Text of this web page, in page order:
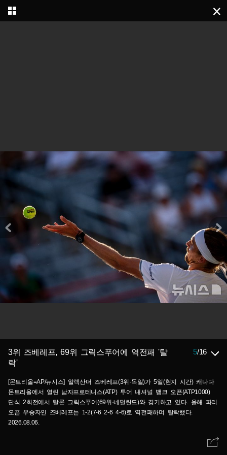
3위 즈베레프, 69위 그릭스푸어에 역전패 '탈
락'
5/16
[몬트리올=AP/뉴시스] 알렉산더 즈베레프(3위·독일)가 5일(현지 시간) 캐나다
몬트리올에서 열린 남자프로테니스(ATP) 투어 내셔널 뱅크 오픈(ATP1000)
단식 2회전에서 탈론 그릭스푸어(69위·네덜란드)와 경기하고 있다. 올해 파리
오픈 우승자인 즈베레프는 1-2(7-6 2-6 4-6)로 역전패하며 탈락했다.
2026.08.06.